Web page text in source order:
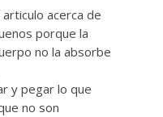
acerca de
porque la
no la absorbe
y pegar lo que
no son